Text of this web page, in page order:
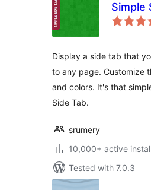
Simple
Display a side tab that
to any page. Customize
and colors. It's that
Side Tab.
srumery
10,000+ active
Tested with 7.0.3